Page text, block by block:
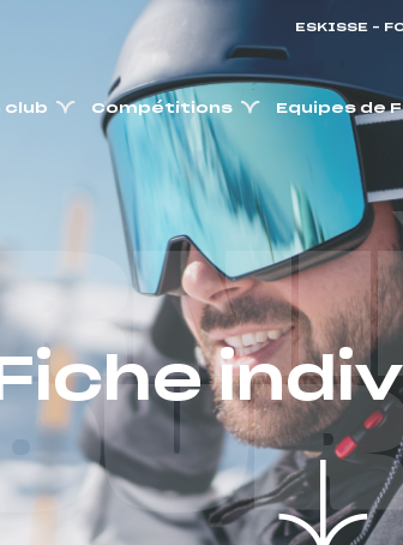
ESKISSE –
club Compétitions Equipes de